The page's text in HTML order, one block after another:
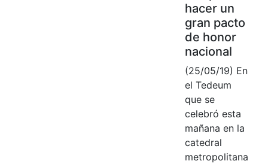
hacer un
gran pacto
de honor
nacional
(25/05/19) En
el Tedeum
que se
celebró esta
mañana en la
catedral
metropolitana